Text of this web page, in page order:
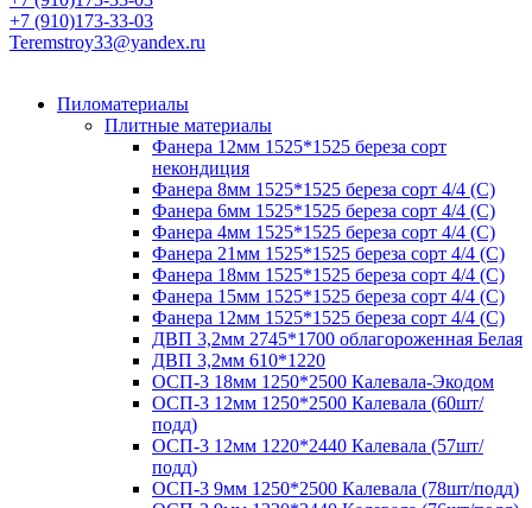
+7 (910)173-33-03
Teremstroy33@yandex.ru
Пиломатериалы
Плитные материалы
Фанера 12мм 1525*1525 береза сорт
некондиция
Фанера 8мм 1525*1525 береза сорт 4/4 (С)
Фанера 6мм 1525*1525 береза сорт 4/4 (С)
Фанера 4мм 1525*1525 береза сорт 4/4 (С)
Фанера 21мм 1525*1525 береза сорт 4/4 (С)
Фанера 18мм 1525*1525 береза сорт 4/4 (С)
Фанера 15мм 1525*1525 береза сорт 4/4 (С)
Фанера 12мм 1525*1525 береза сорт 4/4 (С)
ДВП 3,2мм 2745*1700 облагороженная Белая
ДВП 3,2мм 610*1220
ОСП-3 18мм 1250*2500 Калевала-Экодом
ОСП-3 12мм 1250*2500 Калевала (60шт/
подд)
ОСП-3 12мм 1220*2440 Калевала (57шт/
подд)
ОСП-3 9мм 1250*2500 Калевала (78шт/подд)